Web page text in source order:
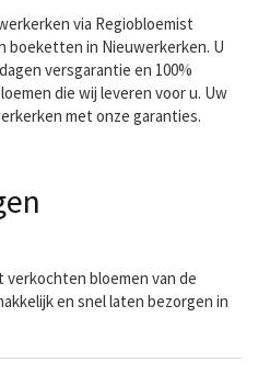
via Regiobloemist
boeketten in Nieuwerkerken. U
versgarantie en 100%
die wij leveren voor u. Uw
met onze garanties.
bloemen van de
en snel laten bezorgen in